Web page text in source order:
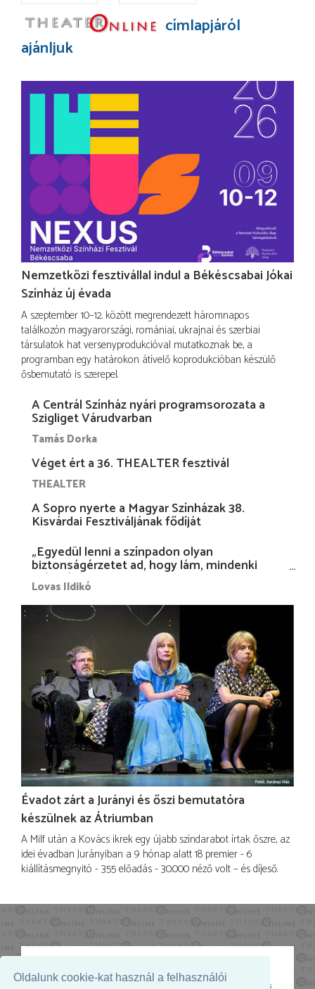
Oldalunk cookie-kat használ a felhasználói
címlapjáról
ajánljuk
Nemzetközi fesztivállal indul a Békéscsabai Jókai
Színház új évada
A szeptember 10–12. között megrendezett háromnapos
találkozón magyarországi, romániai, ukrajnai és szerbiai
társulatok hat versenyprodukcióval mutatkoznak be, a
programban egy határokon átívelő koprodukcióban készülő
ősbemutató is szerepel.
A Centrál Színház nyári programsorozata a
Szigliget Várudvarban
Tamás Dorka
Véget ért a 36. THEALTER fesztivál
THEALTER
A Sopro nyerte a Magyar Színházak 38.
Kisvárdai Fesztiváljának fődíját
„Egyedül lenni a színpadon olyan
biztonságérzetet ad, hogy lám, mindenki
más nélkül is megvagyok magammal…”
Lovas Ildikó
Évadot zárt a Jurányi és őszi bemutatóra
készülnek az Átriumban
A Milf után a Kovács ikrek egy újabb színdarabot írtak őszre, az
idei évadban Jurányiban a 9 hónap alatt 18 premier - 6
kiállításmegnyitó - 355 előadás - 30.000 néző volt – és díjeső.